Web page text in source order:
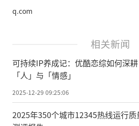
q.com
相关新闻
可持续IP养成记：优酷恋综如何深耕
「人」与「情感」
2025-12-29 09:25:06
2025年350个城市12345热线运行质